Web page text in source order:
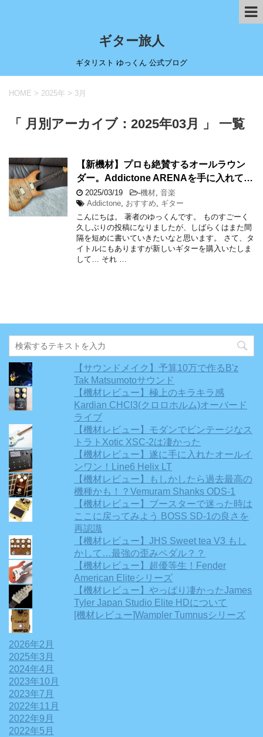
ギター旅人
ギタリスト ゆっくん 公式ブログ
HOME > 2025年 > 3月
「 月別アーカイブ：2025年03月 」 一覧
【新機材】プロも絶賛するオールラウン
ダー。Addictone ARENAを手に入れて…
2025/03/19 -機材 音楽
Addictone おすすめ
ギター
こんにちは。 著者のゆっくんです。 ものすごーく
久しぶりの投稿になりましたが、しばらくはまた間
隔を短めに書いていきたいなと思います。 さて、タ
イトルにもありますが新しいギターを購入いたしま
して… それ …
【サウンドメイク】予算10万で作るB'z
Tak Matsumotoサウンド
【機材レビュー】極上のキラキラ感
Kardian CHCl3(クロロホルム)オーバード
ライブ
【機材レビュー】モダンでビンテージなス
トラトXotic XSC-2は凄かった
【機材レビュー】遂に手に入れたオールイ
ンワン！Line6 Helix LT
【機材レビュー】もしかしたら過去最高の
機種かも！？Vemuram Shanks ODS-1
【機材レビュー】ブースターで迷った時は
ここに戻ってみよう BOSS SD-1の良さを
再認識
【機材レビュー】JHS Sweet tea V3 もし
かして…最強の歪みペダル？？
【機材レビュー】超優等生！Fender
American Eliteシリーズ
【機材レビュー】やっぱり凄かったJames
Tyler Japan Studio Elite HDについて
[機材レビュー]Wampler Tumnusシリーズ
2026年2月
2025年3月
2024年4月
2023年10月
2023年7月
2022年11月
2022年9月
2022年5月